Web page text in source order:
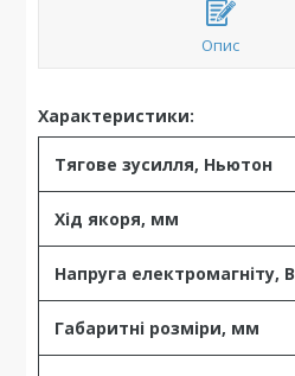
Опис
Характеристики:
Тягове зусилля, Ньютон
Хід якоря, мм
Напруга електромагніту, В
Габаритні розміри, мм